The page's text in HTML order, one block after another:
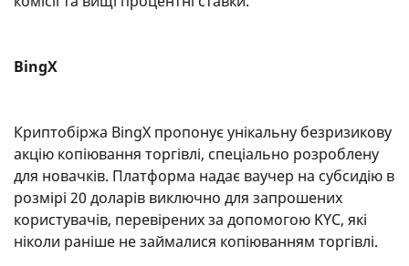
BingX
Криптобіржа BingX пропонує унікальну безризикову
акцію копіювання торгівлі, спеціально розроблену
для новачків. Платформа надає ваучер на субсидію в
розмірі 20 доларів виключно для запрошених
користувачів, перевірених за допомогою KYC, які
ніколи раніше не займалися копіюванням торгівлі.